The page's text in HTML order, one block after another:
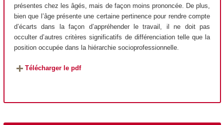
présentes chez les âgés, mais de façon moins prononcée. De plus,
bien que l’âge présente une certaine pertinence pour rendre compte
d’écarts dans la façon d’appréhender le travail, il ne doit pas
occulter d’autres critères significatifs de différenciation telle que la
position occupée dans la hiérarchie socioprofessionnelle.
Télécharger le pdf